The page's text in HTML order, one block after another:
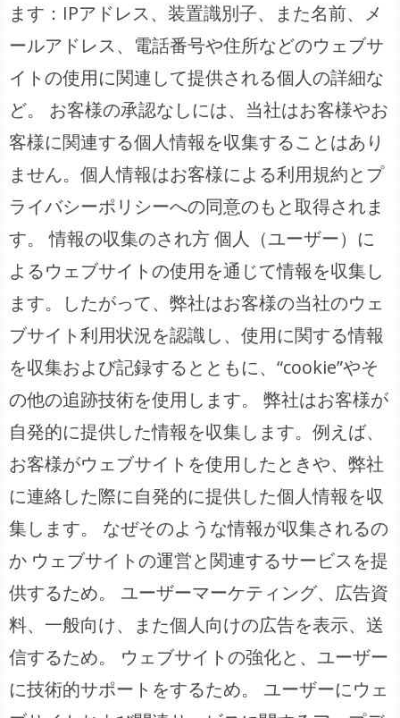
ます：IPアドレス、装置識別子、また名前、メ
ールアドレス、電話番号や住所などのウェブサ
イトの使用に関連して提供される個人の詳細な
ど。 お客様の承認なしには、当社はお客様やお
客様に関連する個人情報を収集することはあり
ません。個人情報はお客様による利用規約とプ
ライバシーポリシーへの同意のもと取得されま
す。 情報の収集のされ方 個人（ユーザー）に
よるウェブサイトの使用を通じて情報を収集し
ます。したがって、弊社はお客様の当社のウェ
ブサイト利用状況を認識し、使用に関する情報
を収集および記録するとともに、“cookie”やそ
の他の追跡技術を使用します。 弊社はお客様が
自発的に提供した情報を収集します。例えば、
お客様がウェブサイトを使用したときや、弊社
に連絡した際に自発的に提供した個人情報を収
集します。 なぜそのような情報が収集されるの
か ウェブサイトの運営と関連するサービスを提
供するため。 ユーザーマーケティング、広告資
料、一般向け、また個人向けの広告を表示、送
信するため。 ウェブサイトの強化と、ユーザー
に技術的サポートをするため。 ユーザーにウェ